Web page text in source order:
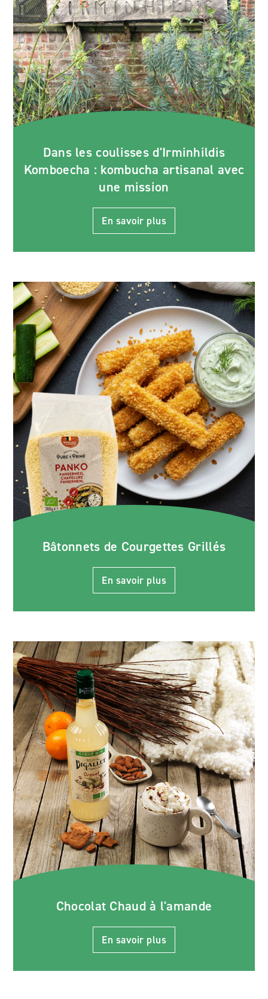
Dans les coulisses d'Irminhildis
Komboecha : kombucha artisanal avec
une mission
En savoir plus
Bâtonnets de Courgettes Grillés
En savoir plus
Chocolat Chaud à l'amande
En savoir plus